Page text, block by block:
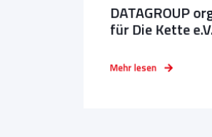
DATAGROUP
für Die Kette
Mehr lesen